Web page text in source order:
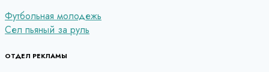
Навигация
по
записям
Футбольная молодежь
Сел пьяный за руль
ОТДЕЛ РЕКЛАМЫ